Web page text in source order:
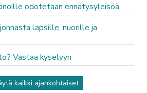
odotetaan ennätysyleisöä
lapsille, nuorille ja
Vastaa kyselyyn
kaikki ajankohtaiset